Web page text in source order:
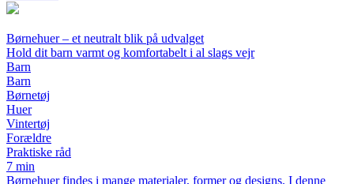
Børnehuer – et neutralt blik på udvalget
Hold dit barn varmt og komfortabelt i al slags vejr
Barn
Barn
Børnetøj
Huer
Vintertøj
Forældre
Praktiske råd
7 min
Børnehuer findes i mange materialer, former og designs. I denne